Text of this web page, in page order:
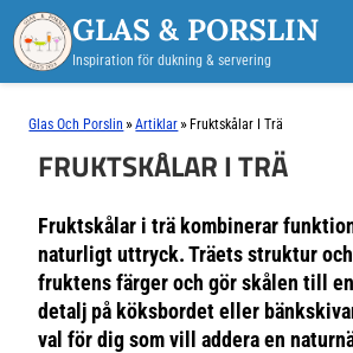
GLAS & PORSLIN
Inspiration för dukning & servering
Glas Och Porslin »Artiklar » Fruktskålar I Trä
FRUKTSKÅLAR I TRÄ
Fruktskålar i trä kombinerar
naturligt uttryck. Träets struktur
fruktens färger och gör skålen till
detalj på köksbordet eller
val för dig som vill addera en